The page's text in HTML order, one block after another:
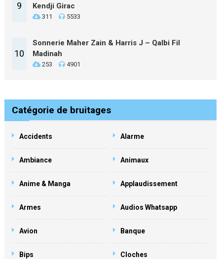
9
Kendji Girac
311 5533
10
Sonnerie Maher Zain & Harris J – Qalbi Fil
Madinah
253 4901
Catégorie de bruitages
Accidents Alarme
Ambiance Animaux
Anime & Manga Applaudissement
Armes Audios Whatsapp
Avion Banque
Bips Cloches